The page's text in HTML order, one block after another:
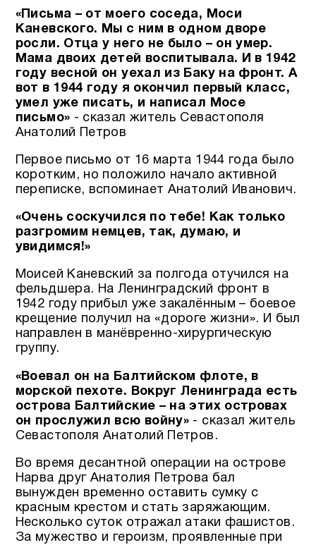
«Письма – от моего соседа, Моси
Каневского. Мы с ним в одном дворе
росли. Отца у него не было – он умер.
Мама двоих детей воспитывала. И в 1942
году весной он уехал из Баку на фронт. А
вот в 1944 году я окончил первый класс,
умел уже писать, и написал Мосе
письмо» - сказал житель Севастополя
Анатолий Петров
Первое письмо от 16 марта 1944 года было
коротким, но положило начало активной
переписке, вспоминает Анатолий Иванович.
«Очень соскучился по тебе! Как только
разгромим немцев, так, думаю, и
увидимся!»
Моисей Каневский за полгода отучился на
фельдшера. На Ленинградский фронт в
1942 году прибыл уже закалённым – боевое
крещение получил на «дороге жизни». И был
направлен в манёвренно-хирургическую
группу.
«Воевал он на Балтийском флоте, в
морской пехоте. Вокруг Ленинграда есть
острова Балтийские – на этих островах
он прослужил всю войну» - сказал житель
Севастополя Анатолий Петров.
Во время десантной операции на острове
Нарва друг Анатолия Петрова бал
вынужден временно оставить сумку с
красным крестом и стать заряжающим.
Несколько суток отражал атаки фашистов.
За мужество и героизм, проявленные при